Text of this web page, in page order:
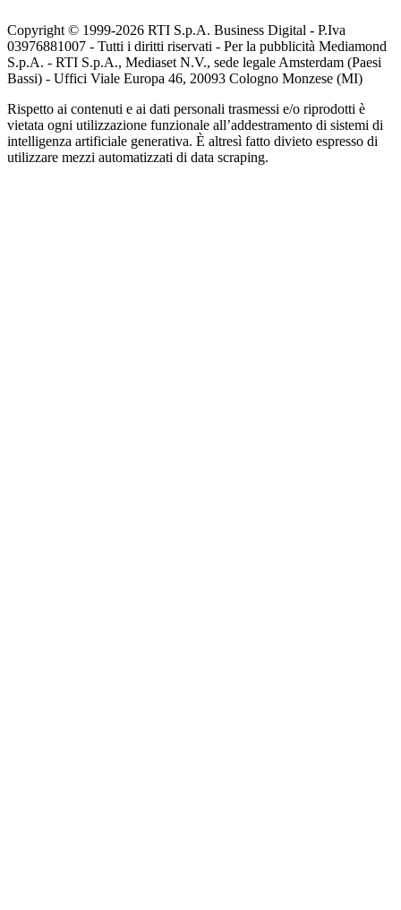
Copyright © 1999-2026 RTI S.p.A. Business Digital - P.Iva
03976881007 - Tutti i diritti riservati - Per la pubblicità Mediamond
S.p.A. - RTI S.p.A., Mediaset N.V., sede legale Amsterdam (Paesi
Bassi) - Uffici Viale Europa 46, 20093 Cologno Monzese (MI)
Rispetto ai contenuti e ai dati personali trasmessi e/o riprodotti è
vietata ogni utilizzazione funzionale all’addestramento di sistemi di
intelligenza artificiale generativa. È altresì fatto divieto espresso di
utilizzare mezzi automatizzati di data scraping.